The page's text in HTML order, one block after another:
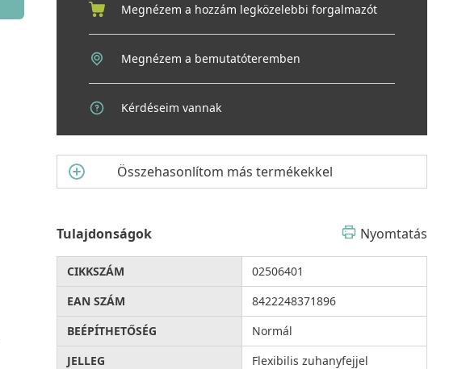
Megnézem a hozzám legközelebbi forgalmazót
Megnézem a bemutatóteremben
Kérdéseim vannak
Összehasonlítom más termékekkel
Tulajdonságok Nyomtatás
CIKKSZÁM
02506401
EAN SZÁM
8422248371896
BEÉPÍTHETŐSÉG
Normál
JELLEG
Flexibilis zuhanyfejjel